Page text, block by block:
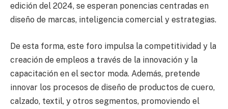
edición del 2024, se esperan ponencias centradas en
diseño de marcas, inteligencia comercial y estrategias.
De esta forma, este foro impulsa la competitividad y la
creación de empleos a través de la innovación y la
capacitación en el sector moda. Además, pretende
innovar los procesos de diseño de productos de cuero,
calzado, textil, y otros segmentos, promoviendo el